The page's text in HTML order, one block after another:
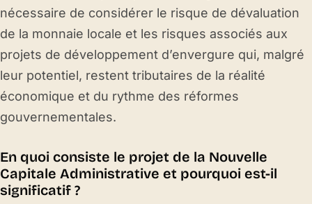
nécessaire de considérer le risque de dévaluation
de la monnaie locale et les risques associés aux
projets de développement d’envergure qui, malgré
leur potentiel, restent tributaires de la réalité
économique et du rythme des réformes
gouvernementales.
En quoi consiste le projet de la Nouvelle
Capitale Administrative et pourquoi est-il
significatif ?